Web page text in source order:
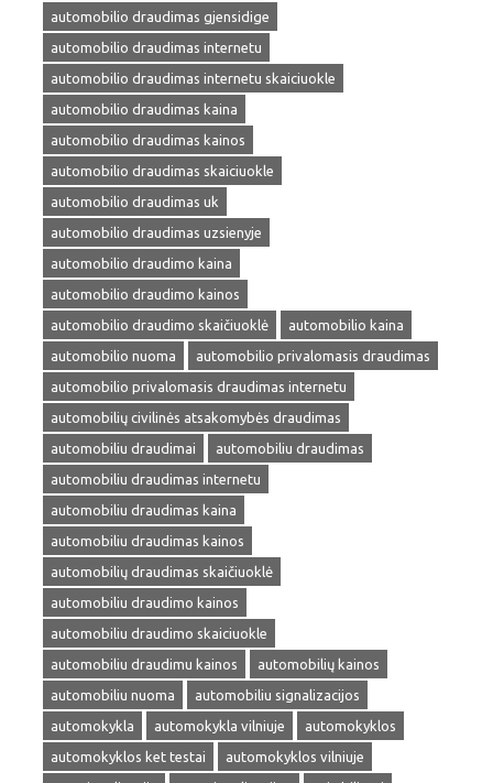
automobilio draudimas gjensidige
automobilio draudimas internetu
automobilio draudimas internetu skaiciuokle
automobilio draudimas kaina
automobilio draudimas kainos
automobilio draudimas skaiciuokle
automobilio draudimas uk
automobilio draudimas uzsienyje
automobilio draudimo kaina
automobilio draudimo kainos
automobilio draudimo skaičiuoklė
automobilio kaina
automobilio nuoma
automobilio privalomasis draudimas
automobilio privalomasis draudimas internetu
automobilių civilinės atsakomybės draudimas
automobiliu draudimai
automobiliu draudimas
automobiliu draudimas internetu
automobiliu draudimas kaina
automobiliu draudimas kainos
automobilių draudimas skaičiuoklė
automobiliu draudimo kainos
automobiliu draudimo skaiciuokle
automobiliu draudimu kainos
automobilių kainos
automobiliu nuoma
automobiliu signalizacijos
automokykla
automokykla vilniuje
automokyklos
automokyklos ket testai
automokyklos vilniuje